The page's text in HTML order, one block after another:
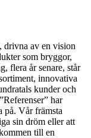
drivna av en vision
som bryggor,
flera år senare, står
innovativa
kunder och
har
på. Vår främsta
sin dröm eller att
till en